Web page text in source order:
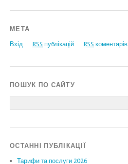
МЕТА
Вхід RSS публікацій RSS коментарів
ПОШУК ПО САЙТУ
ОСТАННІ ПУБЛІКАЦІЇ
Тарифи та послуги 2026